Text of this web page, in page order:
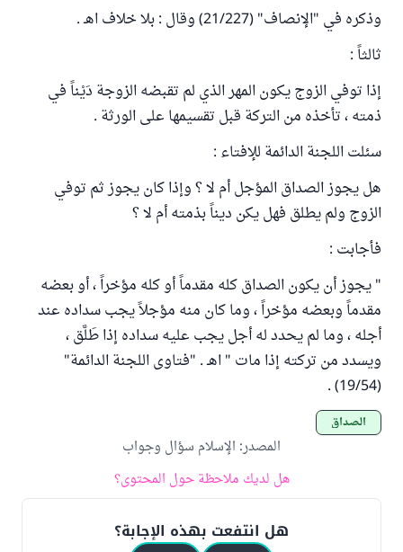
وذكره في "الإنصاف" (21/227) وقال : بلا خلاف اهـ .
ثالثاً :
إذا توفي الزوج يكون المهر الذي لم تقبضه الزوجة دَيْناً في
ذمته ، تأخذه من التركة قبل تقسيمها على الورثة .
سئلت اللجنة الدائمة للإفتاء :
هل يجوز الصداق المؤجل أم لا ؟ وإذا كان يجوز ثم توفي
الزوج ولم يطلق فهل يكن ديناً بذمته أم لا ؟
فأجابت :
" يجوز أن يكون الصداق كله مقدماً أو كله مؤخراً ، أو بعضه
مقدماً وبعضه مؤخراً ، وما كان منه مؤجلاً يجب سداده عند
أجله ، وما لم يحدد له أجل يجب عليه سداده إذا طَلَّق ،
ويسدد من تركته إذا مات " اهـ . "فتاوى اللجنة الدائمة"
(19/54) .
الصداق
المصدر: الإسلام سؤال وجواب
هل لديك ملاحظة حول المحتوى؟
هل انتفعت بهذه الإجابة؟